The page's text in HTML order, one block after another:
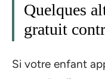
Quelques
gratuit
Si votre enfant